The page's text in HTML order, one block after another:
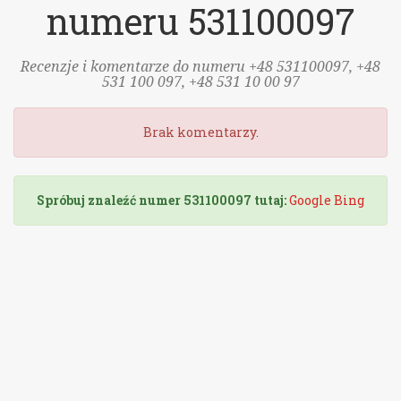
numeru 531100097
Recenzje i komentarze do numeru +48 531100097, +48
531 100 097, +48 531 10 00 97
Brak komentarzy.
Spróbuj znaleźć numer 531100097 tutaj:Google Bing